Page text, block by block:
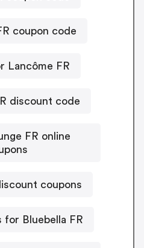
coupon code
Lancôme FR
discount code
FR online
coupons
for Bluebella FR